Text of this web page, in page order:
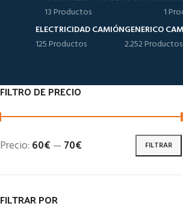
13 Productos
1
ELECTRICIDAD CAMIÓN
125 Productos
GENERICO
2.252 Productos
FILTRO DE PRECIO
FILTRAR
Precio: 60€ — 70€
FILTRAR POR